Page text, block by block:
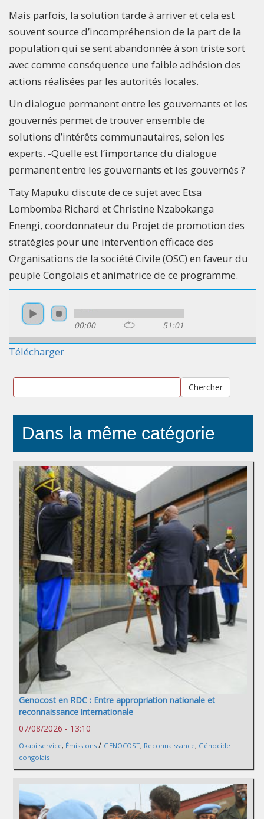
Mais parfois, la solution tarde à arriver et cela est
souvent source d’incompréhension de la part de la
population qui se sent abandonnée à son triste sort
avec comme conséquence une faible adhésion des
actions réalisées par les autorités locales.
Un dialogue permanent entre les gouvernants et les
gouvernés permet de trouver ensemble de
solutions d’intérêts communautaires, selon les
experts. -Quelle est l’importance du dialogue
permanent entre les gouvernants et les gouvernés ?
Taty Mapuku discute de ce sujet avec Etsa
Lombomba Richard et Christine Nzabokanga
Enengi, coordonnateur du Projet de promotion des
stratégies pour une intervention efficace des
Organisations de la société Civile (OSC) en faveur du
peuple Congolais et animatrice de ce programme.
00:00 51:01
Télécharger
Chercher
Dans la même catégorie
Genocost en RDC : Entre appropriation nationale et
reconnaissance internationale
07/08/2026 - 13:10
Okapi service, Émissions / GENOCOST, Reconnaissance, Génocide
congolais